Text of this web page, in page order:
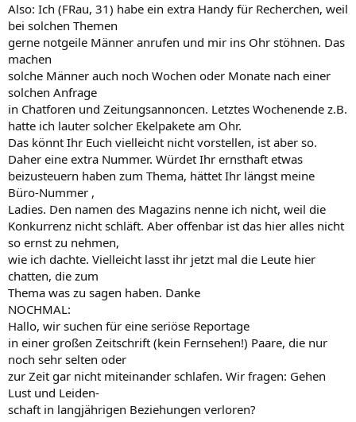
Also: Ich (FRau, 31) habe ein extra Handy für Recherchen, weil
bei solchen Themen
gerne notgeile Männer anrufen und mir ins Ohr stöhnen. Das
machen
solche Männer auch noch Wochen oder Monate nach einer
solchen Anfrage
in Chatforen und Zeitungsannoncen. Letztes Wochenende z.B.
hatte ich lauter solcher Ekelpakete am Ohr.
Das könnt Ihr Euch vielleicht nicht vorstellen, ist aber so.
Daher eine extra Nummer. Würdet Ihr ernsthaft etwas
beizusteuern haben zum Thema, hättet Ihr längst meine
Büro-Nummer ,
Ladies. Den namen des Magazins nenne ich nicht, weil die
Konkurrenz nicht schläft. Aber offenbar ist das hier alles nicht
so ernst zu nehmen,
wie ich dachte. Vielleicht lasst ihr jetzt mal die Leute hier
chatten, die zum
Thema was zu sagen haben. Danke
NOCHMAL:
Hallo, wir suchen für eine seriöse Reportage
in einer großen Zeitschrift (kein Fernsehen!) Paare, die nur
noch sehr selten oder
zur Zeit gar nicht miteinander schlafen. Wir fragen: Gehen
Lust und Leiden-
schaft in langjährigen Beziehungen verloren?